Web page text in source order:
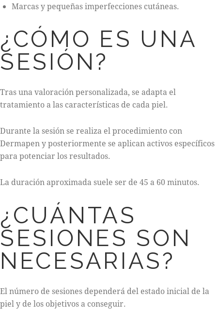
Marcas y pequeñas imperfecciones cutáneas.
¿CÓMO ES UNA
SESIÓN?
Tras una valoración personalizada, se adapta el
tratamiento a las características de cada piel.
Durante la sesión se realiza el procedimiento con
Dermapen y posteriormente se aplican activos específicos
para potenciar los resultados.
La duración aproximada suele ser de 45 a 60 minutos.
¿CUÁNTAS
SESIONES SON
NECESARIAS?
El número de sesiones dependerá del estado inicial de la
piel y de los objetivos a conseguir.